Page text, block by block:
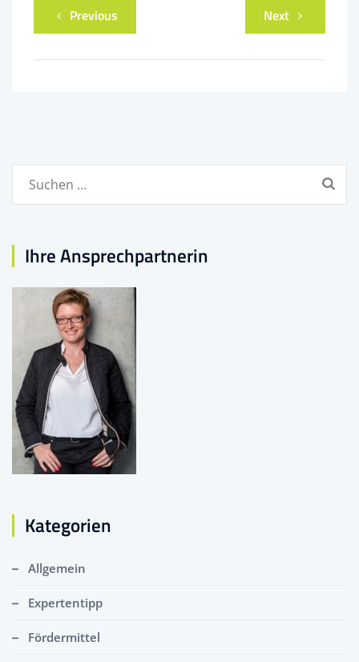
Previous Next
Ihre Ansprechpartnerin
Kategorien
Allgemein
Expertentipp
Fördermittel